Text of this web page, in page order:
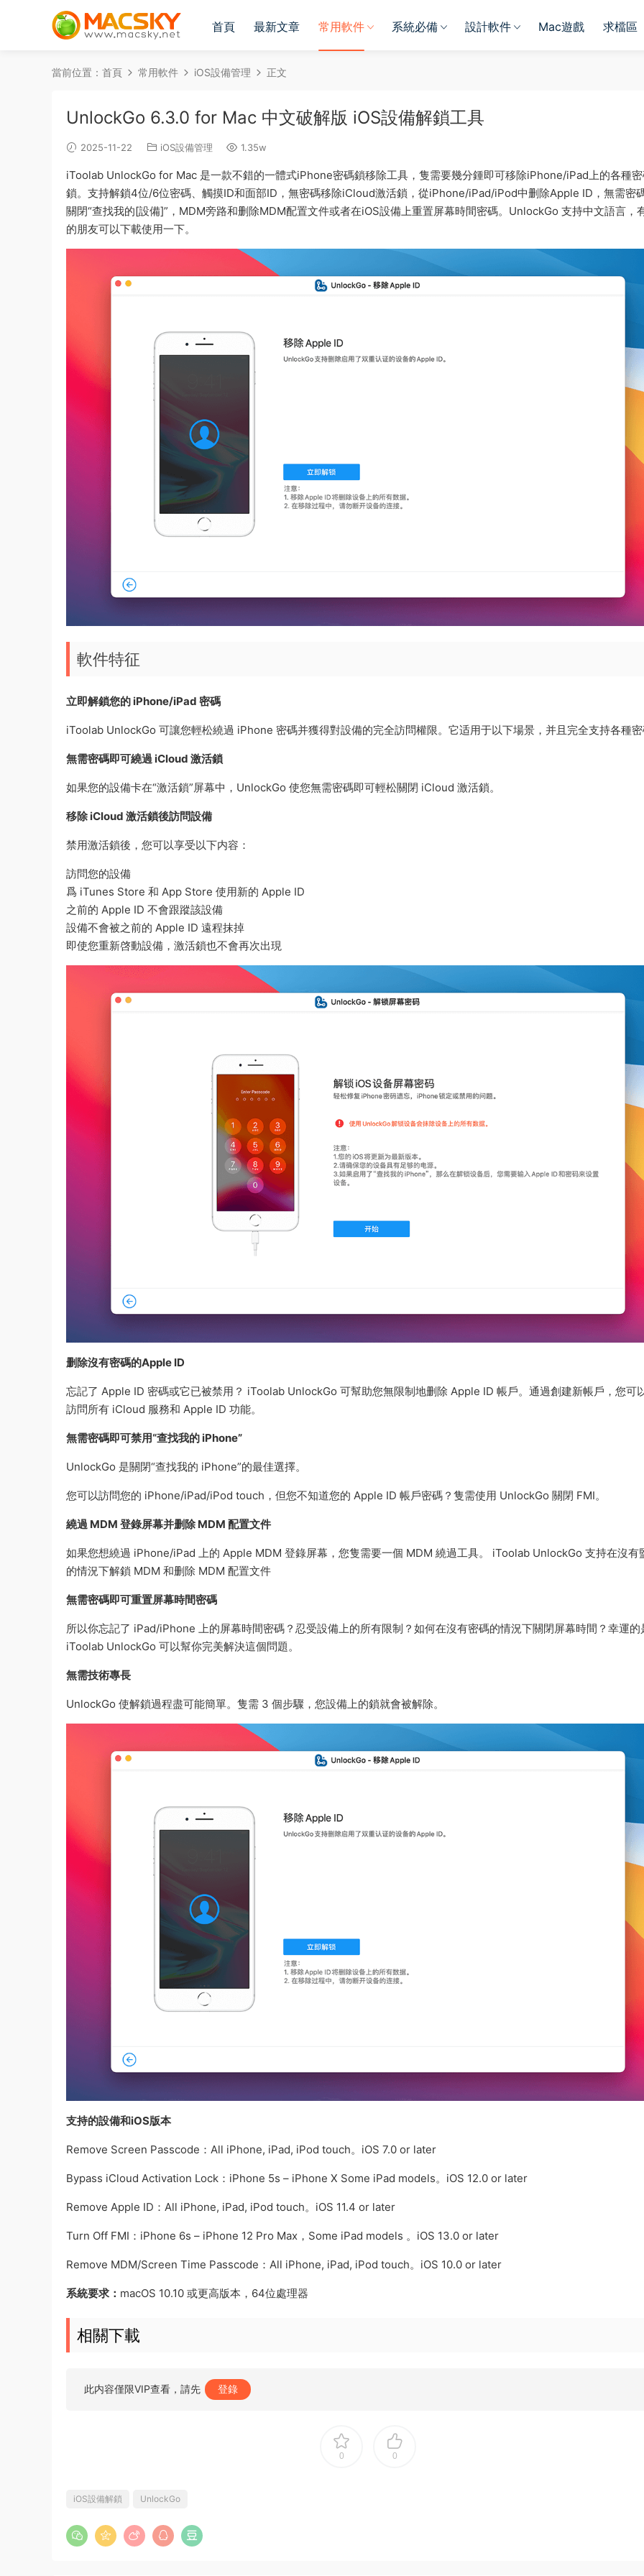
首頁 最新文章 常用軟件 系統必備 設計軟件 Mac遊戲 求檔區
當前位置： 首頁 常用軟件 iOS設備管理 正文
UnlockGo 6.3.0 for Mac 中文破解版 iOS設備解鎖工具
2025-11-22 iOS設備管理 1.35w
iToolab UnlockGo for Mac 是一款不錯的一體式iPhone密碼鎖移除工具，隻需要幾分鍾即可移除iPhone/iPad上的各種
鎖。支持解鎖4位/6位密碼、觸摸ID和面部ID，無密碼移除iCloud激活鎖，從iPhone/iPad/iPod中删除Apple ID，無需密
關閉“查找我的[設備]”，MDM旁路和删除MDM配置文件或者在iOS設備上重置屏幕時間密碼。UnlockGo 支持中文語言，
的朋友可以下載使用一下。
軟件特征
立即解鎖您的 iPhone/iPad 密碼
iToolab UnlockGo 可讓您輕松繞過 iPhone 密碼并獲得對設備的完全訪問權限。它适用于以下場景，并且完全支持各種
無需密碼即可繞過 iCloud 激活鎖
如果您的設備卡在“激活鎖”屏幕中，UnlockGo 使您無需密碼即可輕松關閉 iCloud 激活鎖。
移除 iCloud 激活鎖後訪問設備
禁用激活鎖後，您可以享受以下内容：
訪問您的設備
爲 iTunes Store 和 App Store 使用新的 Apple ID
之前的 Apple ID 不會跟蹤該設備
設備不會被之前的 Apple ID 遠程抹掉
即使您重新啓動設備，激活鎖也不會再次出現
删除沒有密碼的Apple ID
忘記了 Apple ID 密碼或它已被禁用？ iToolab UnlockGo 可幫助您無限制地删除 Apple ID 帳戶。通過創建新帳戶，您可
訪問所有 iCloud 服務和 Apple ID 功能。
無需密碼即可禁用“查找我的 iPhone”
UnlockGo 是關閉“查找我的 iPhone”的最佳選擇。
您可以訪問您的 iPhone/iPad/iPod touch，但您不知道您的 Apple ID 帳戶密碼？隻需使用 UnlockGo 關閉 FMI。
繞過 MDM 登錄屏幕并删除 MDM 配置文件
如果您想繞過 iPhone/iPad 上的 Apple MDM 登錄屏幕，您隻需要一個 MDM 繞過工具。 iToolab UnlockGo 支持在沒有
的情況下解鎖 MDM 和删除 MDM 配置文件
無需密碼即可重置屏幕時間密碼
所以你忘記了 iPad/iPhone 上的屏幕時間密碼？忍受設備上的所有限制？如何在沒有密碼的情況下關閉屏幕時間？幸運的
iToolab UnlockGo 可以幫你完美解決這個問題。
無需技術專長
UnlockGo 使解鎖過程盡可能簡單。隻需 3 個步驟，您設備上的鎖就會被解除。
支持的設備和iOS版本
Remove Screen Passcode：All iPhone, iPad, iPod touch。iOS 7.0 or later
Bypass iCloud Activation Lock：iPhone 5s – iPhone X Some iPad models。iOS 12.0 or later
Remove Apple ID：All iPhone, iPad, iPod touch。iOS 11.4 or later
Turn Off FMI：iPhone 6s – iPhone 12 Pro Max，Some iPad models 。iOS 13.0 or later
Remove MDM/Screen Time Passcode：All iPhone, iPad, iPod touch。iOS 10.0 or later
系統要求： macOS 10.10 或更高版本，64位處理器
相關下載
此内容僅限VIP查看，請先 登錄
0 0
iOS設備解鎖 UnlockGo